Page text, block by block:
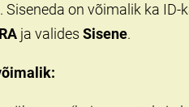
on võimalik ka ID-
ja valides Sisene.